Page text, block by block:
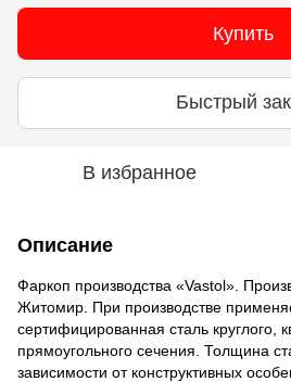
Купить
Быстрый
В избранное
Описание
Фаркоп производства «Vastol».
Житомир. При производстве
сертифицированная сталь круглого,
прямоугольного сечения. Толщина
зависимости от конструктивных